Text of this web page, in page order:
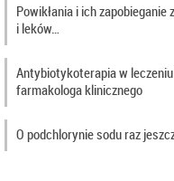
Powikłania i ich
i leków…
Antybiotykoterapia w
farmakologa klinicznego
O podchlorynie sodu raz